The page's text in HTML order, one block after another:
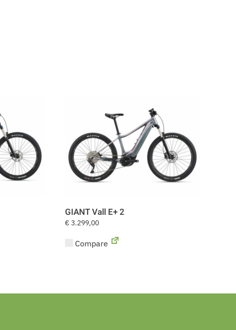
GIANT Vall E+ 2
€ 3.299,00
Compare